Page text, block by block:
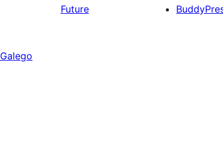
Future
Galego